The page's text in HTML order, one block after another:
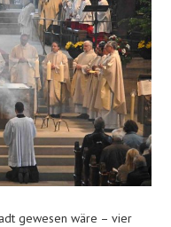
gewesen wäre – vier